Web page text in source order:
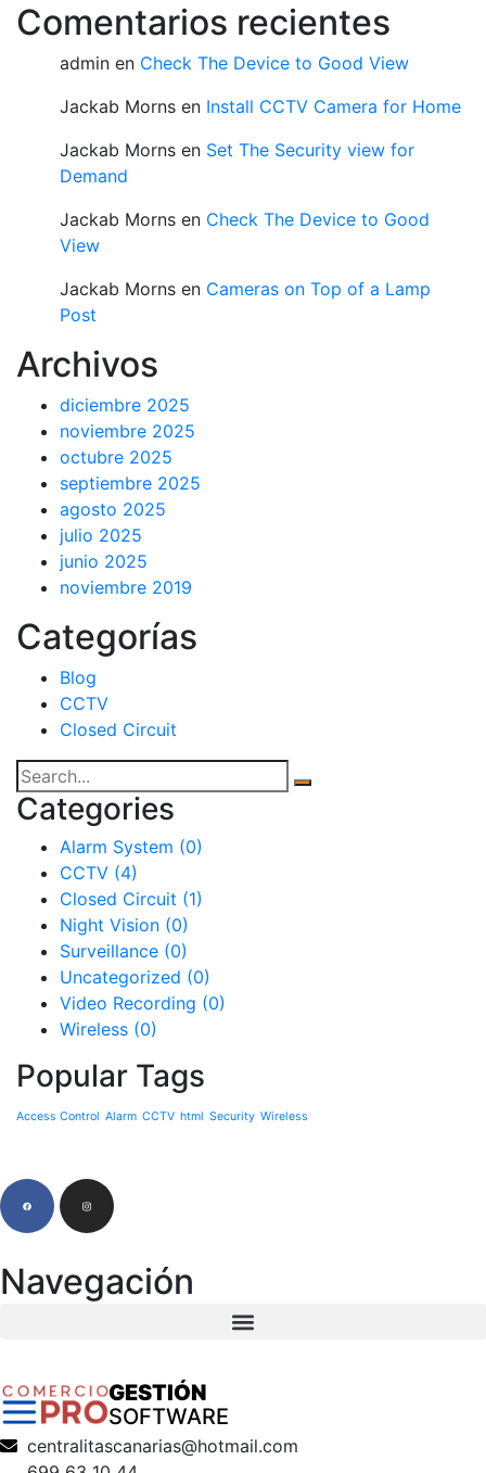
Comentarios recientes
admin en Check The Device to Good View
Jackab Morns en Install CCTV Camera for Home
Jackab Morns en Set The Security view for
Demand
Jackab Morns en Check The Device to Good
View
Jackab Morns en Cameras on Top of a Lamp
Post
Archivos
diciembre 2025
noviembre 2025
octubre 2025
septiembre 2025
agosto 2025
julio 2025
junio 2025
noviembre 2019
Categorías
Blog
CCTV
Closed Circuit
Categories
Alarm System (0)
CCTV (4)
Closed Circuit (1)
Night Vision (0)
Surveillance (0)
Uncategorized (0)
Video Recording (0)
Wireless (0)
Popular Tags
Access Control Alarm CCTV html Security Wireless
Navegación
GESTIÓN
SOFTWARE
centralitascanarias@hotmail.com